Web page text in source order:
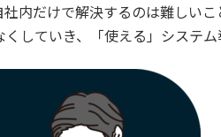
社内だけで解決するのは難しいこ
していき、 「使える」システ